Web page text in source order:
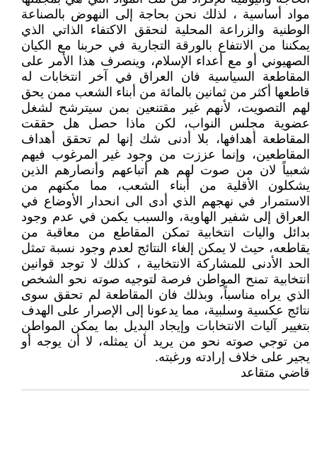
مواد أساسية ، لذلك نحن بحاجة إلى النهوض بالصناعة
الوطنية والزراعة المحلية لنحقق الاكتفاء الذاتي الذي
يمكننا من الانتفاع بالورقة التجارية في حربنا مع الكيان
الصهيوني أو مع أعداء الإسلام، وينصرف هذا الأمر على
المقاطعة السياسية فان العراق في آخر انتخابات له
قاطعها أكثر من ثمانين بالمائة من أبناء الشعب ممن يحق
لهم التصويت، لأنهم غير مقتنعين بمن سيترشح لشغل
عضوية مجلس النواب، لكن ماذا حصل هل حققت
المقاطعة أهدافها، بلا أدنى شك إنها لم تحقق أهداف
المقاطعين، وإنما عززت من وجود غير المرغوب فيهم
شعبياً لان من صوت لهم هم أتباعهم وأنصارهم الذين
يشكلون الأقلية من أبناء الشعب، مما مكنهم من
الاستمرار في نهجهم الذي أدى الى انحدار الأوضاع في
العراق إلى شفير الهاوية، والسبب يكمن في عدم وجود
بدائل واليات انتخابية تمكن المقاطع من معاقبة من
يقاطعه، حيث لا يمكن إلغاء النتائج لعدم وجود نسبة تمثل
الحد الأدنى للمشاركة الانتخابية ، كذلك لا توجد قوانين
انتخابية تمنح المواطن فرصة لتوجيه صوته نحو الشخص
الذي يراه مناسباً، وبذلك فان المقاطعة لم تحقق سوى
نتائج عكسية وسلبية، مما يدعونا إلى الإصرار على الهدف
بتغيير آليات الانتخابات وإيجاد البديل بما يمكن المواطن
من توجي صوته نحو من يريد أن يمثله، لا أن يوجه أو
يجير على خلاف إرادته ورغبته.
قاضي متقاعد